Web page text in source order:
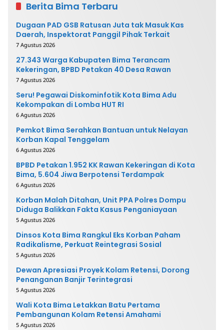
Berita Bima Terbaru
Dugaan PAD GSB Ratusan Juta tak Masuk Kas
Daerah, Inspektorat Panggil Pihak Terkait
7 Agustus 2026
27.343 Warga Kabupaten Bima Terancam
Kekeringan, BPBD Petakan 40 Desa Rawan
7 Agustus 2026
Seru! Pegawai Diskominfotik Kota Bima Adu
Kekompakan di Lomba HUT RI
6 Agustus 2026
Pemkot Bima Serahkan Bantuan untuk Nelayan
Korban Kapal Tenggelam
6 Agustus 2026
BPBD Petakan 1.952 KK Rawan Kekeringan di Kota
Bima, 5.604 Jiwa Berpotensi Terdampak
6 Agustus 2026
Korban Malah Ditahan, Unit PPA Polres Dompu
Diduga Balikkan Fakta Kasus Penganiayaan
5 Agustus 2026
Dinsos Kota Bima Rangkul Eks Korban Paham
Radikalisme, Perkuat Reintegrasi Sosial
5 Agustus 2026
Dewan Apresiasi Proyek Kolam Retensi, Dorong
Penanganan Banjir Terintegrasi
5 Agustus 2026
Wali Kota Bima Letakkan Batu Pertama
Pembangunan Kolam Retensi Amahami
5 Agustus 2026